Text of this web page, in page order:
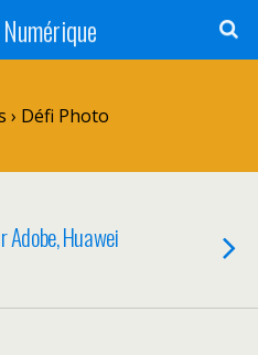
› Défi Photo
Adobe, Huawei